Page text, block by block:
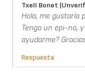
Txell Bonet
Hola, me gustaría
Tengo un epi-no,
ayudarme?
Respuesta